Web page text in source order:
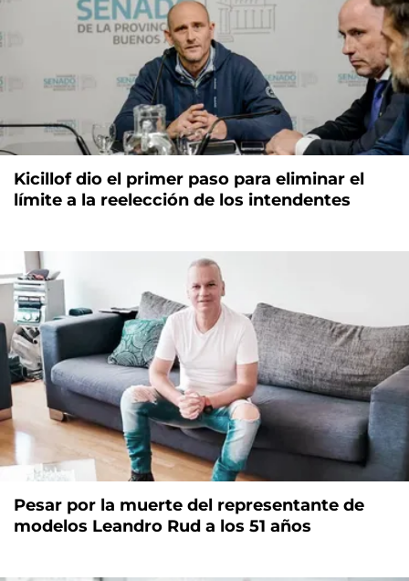
Kicillof dio el primer paso para eliminar el
límite a la reelección de los intendentes
Pesar por la muerte del representante de
modelos Leandro Rud a los 51 años